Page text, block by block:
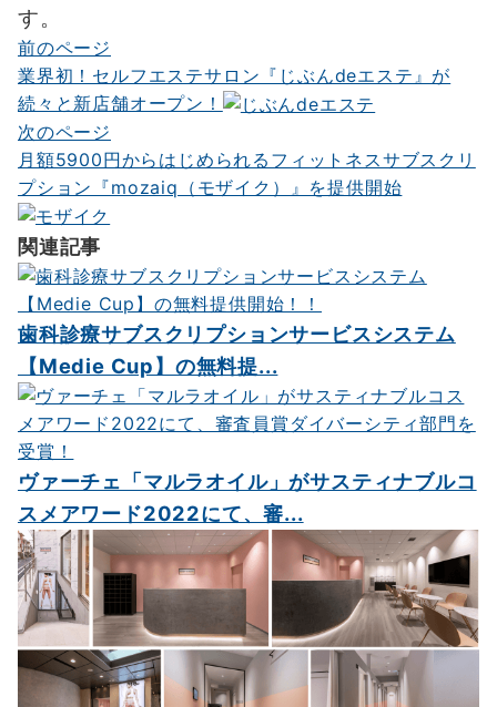
す。
投
稿
ナ
ビ
ゲ
ー
シ
ョ
ン
前のページ
業界初！セルフエステサロン『じぶんdeエステ』が
続々と新店舗オープン！
次のページ
月額5900円からはじめられるフィットネスサブスクリ
プション『mozaiq（モザイク）』を提供開始
関連記事
歯科診療サブスクリプションサービスシステム
【Medie Cup】の無料提...
ヴァーチェ「マルラオイル」がサスティナブルコ
スメアワード2022にて、審...